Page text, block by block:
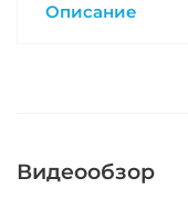
Описание
Видеообзор